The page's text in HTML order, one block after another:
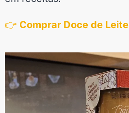
👉 Comprar Doce de Leite